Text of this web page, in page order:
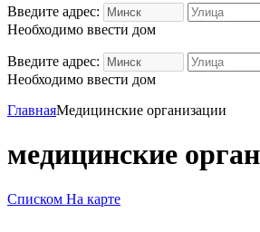
Введите адрес:
Необходимо ввести дом
Введите адрес:
Необходимо ввести дом
ГлавнаяМедицинские организации
медицинские
Списком На карте